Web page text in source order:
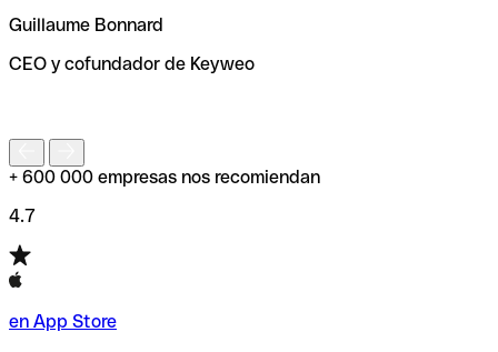
de enviar tu transferencia.
Guillaume Bonnard
CEO y cofundador de Keyweo
+ 600 000 empresas nos recomiendan
4.7
en App Store